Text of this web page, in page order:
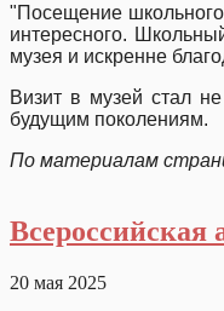
"Посещение
интересного.
музея и искренне
Визит в музей стал
будущим поколениям.
По материалам
20 мая 2025